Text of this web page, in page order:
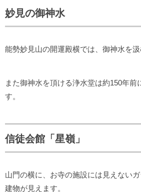
妙見の御神水
能勢妙見山の開運殿横では、御神水を汲
また御神水を頂ける浄水堂は約150年前
す。
信徒会館「星嶺」
山門の横に、お寺の施設には見えない
建物が見えます。